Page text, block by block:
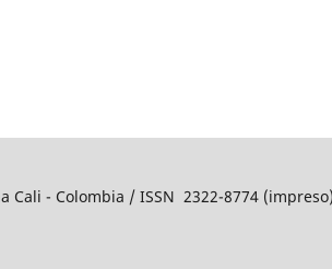
Cali - Colombia / ISSN 2322-8774 (impreso)